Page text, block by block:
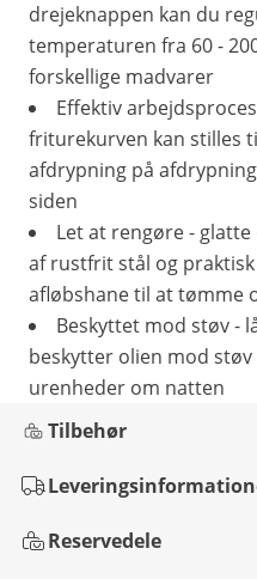
drejeknappen kan du
temperaturen fra 60 -
forskellige madvarer
Effektiv
friturekurven kan stilles
afdrypning på
siden
Let at rengøre -
af rustfrit stål og praktisk
afløbshane til at tømme
Beskyttet mod støv -
beskytter olien mod støv
urenheder om natten
Tilbehør
Reservedele